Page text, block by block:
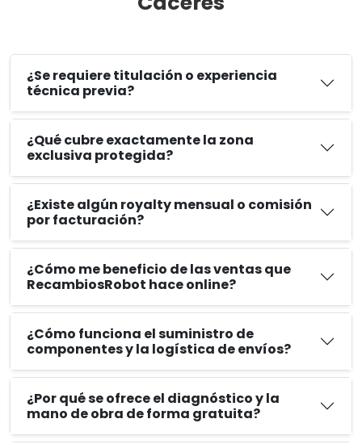
¿Se requiere titulación o experiencia
técnica previa?
¿Qué cubre exactamente la zona
exclusiva protegida?
¿Existe algún royalty mensual o comisión
por facturación?
¿Cómo me beneficio de las ventas que
RecambiosRobot hace online?
¿Cómo funciona el suministro de
componentes y la logística de envíos?
¿Por qué se ofrece el diagnóstico y la
mano de obra de forma gratuita?